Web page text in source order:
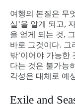
여행의 본질은 무
실’을 알게 되고,
을 얻게 되는 것,
바로 그것이다. 그
밖’이어야 가능한
다는 것은 불가능
각성은 대체로 예
Exile and